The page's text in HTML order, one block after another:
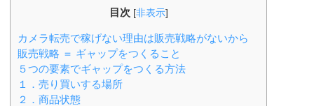
目次 [非表示]
カメラ転売で稼げない理由は販売戦略がないから
販売戦略 ＝ ギャップをつくること
５つの要素でギャップをつくる方法
１．売り買いする場所
２．商品状態